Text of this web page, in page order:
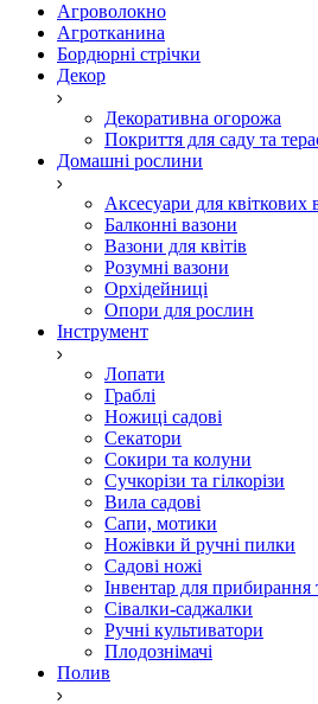
Агроволокно
Агротканина
Бордюрні стрічки
Декор
Декоративна огорожа
Покриття для саду та
Домашні рослини
Аксесуари для квіткових
Балконні вазони
Вазони для квітів
Розумні вазони
Орхідейниці
Опори для рослин
Інструмент
Лопати
Граблі
Ножиці садові
Секатори
Сокири та колуни
Сучкорізи та гілкорізи
Вила садові
Сапи, мотики
Ножівки й ручні пилки
Садові ножі
Інвентар для прибирання
Сівалки-саджалки
Ручні культиватори
Плодознімачі
Полив